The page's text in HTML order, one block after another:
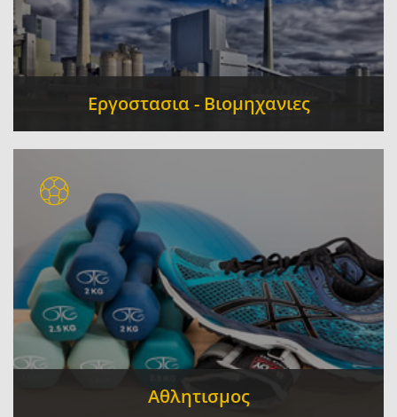
Εργοστασια - Βιομηχανιες
Βιομηχανικά Είδη Εργαλεία-Βιομηχανία
Σιδηρουργεία
Αθλητισμος